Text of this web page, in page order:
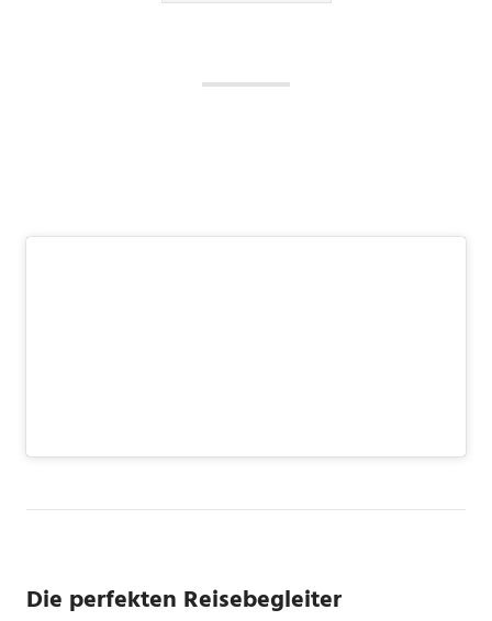
Die perfekten Reisebegleiter